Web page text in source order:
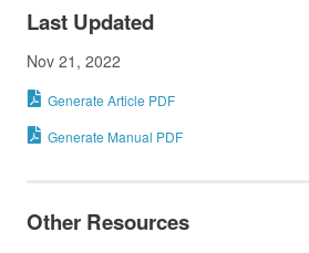
Last Updated
Nov 21, 2022
Generate Article PDF
Generate Manual PDF
Other Resources